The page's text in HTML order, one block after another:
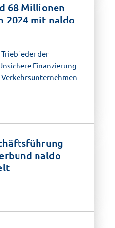
68 Millionen
2024 mit naldo
der
Finanzierung
naldo